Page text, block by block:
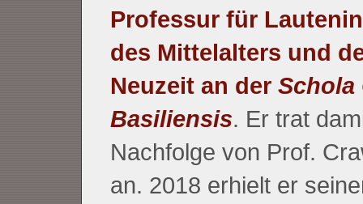
Professur für
des Mittelalters und
Neuzeit an der Schola
Basiliensis. Er trat
Nachfolge von Prof.
an. 2018 erhielt er